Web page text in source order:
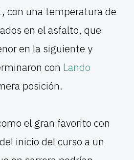
con una temperatura de
en el asfalto, que
en la siguiente y
con Lando
posición.
el gran favorito con
inicio del curso a un